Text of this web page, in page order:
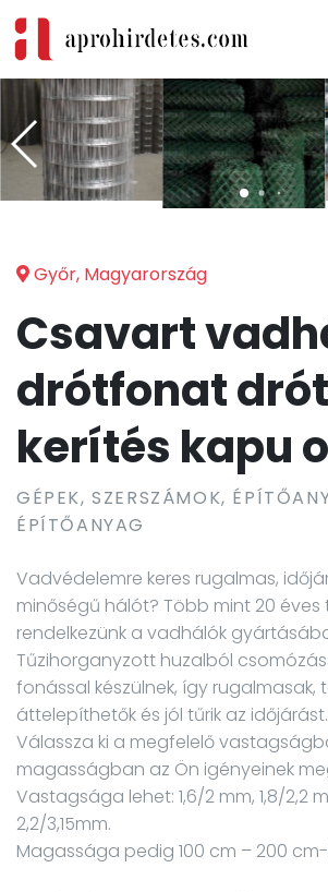
Győr, Magyarország
Csavart
drótfonat
kerítés kapu
GÉPEK, SZERSZÁMOK,
ÉPÍTŐANYAG
Vadvédelemre keres rugalmas,
minőségű hálót? Több mint 20
rendelkezünk a vadhálók
Tűzihorganyzott huzalból
fonással készülnek, így rugalmasak,
áttelepíthetők és jól tűrik az időjárást.
Válassza ki a megfelelő
magasságban az Ön igényeinek
Vastagsága lehet: 1,6/2 mm, 1,8/2,2
2,2/3,15mm.
Magassága pedig 100 cm – 200